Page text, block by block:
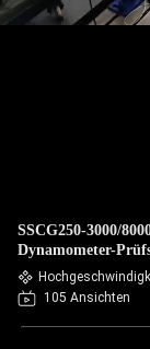
SSCG250-3000/
Dynamometer-
105 Ansichten